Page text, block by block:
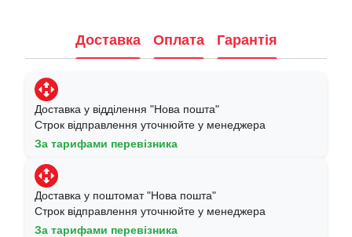
Доставка Оплата Гарантія
Доставка у відділення "Нова пошта"
Строк відправлення уточнюйте у менеджера
За тарифами перевізника
Доставка у поштомат "Нова пошта"
Строк відправлення уточнюйте у менеджера
За тарифами перевізника